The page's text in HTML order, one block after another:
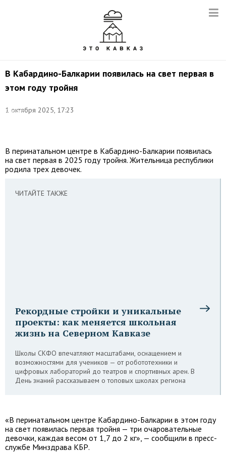
В Кабардино-Балкарии появилась на свет первая в
этом году тройня
1 октября 2025, 17:23
Гавриил
В перинатальном центре в Кабардино-Балкарии появилась
на свет первая в 2025 году тройня. Жительница республики
родила трех девочек.
ЧИТАЙТЕ ТАКЖЕ
Рекордные стройки и уникальные
проекты: как меняется школьная
жизнь на Северном Кавказе
Школы СКФО впечатляют масштабами, оснащением и
возможностями для учеников — от робототехники и
цифровых лабораторий до театров и спортивных арен. В
День знаний рассказываем о топовых школах региона
«В перинатальном центре Кабардино-Балкарии в этом году
на свет появилась первая тройня — три очаровательные
девочки, каждая весом от 1,7 до 2 кг», — сообщили в пресс-
службе Минздрава КБР.